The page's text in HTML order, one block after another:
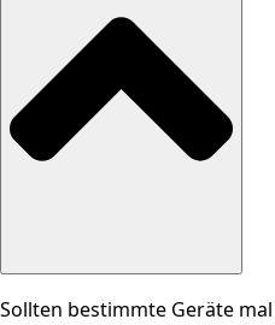
Sollten bestimmte Geräte